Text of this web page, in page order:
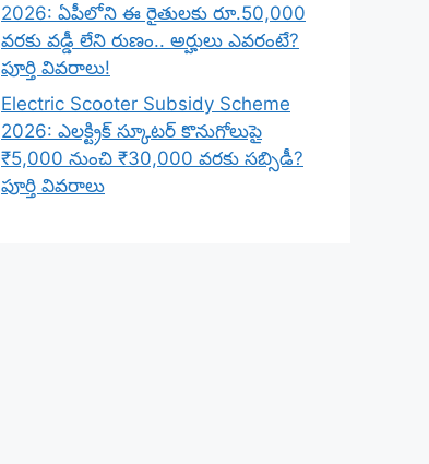
2026: ఏపీలోని ఈ రైతులకు రూ.50,000
వరకు వడ్డీ లేని రుణం.. అర్హులు ఎవరంటే?
పూర్తి వివరాలు!
Electric Scooter Subsidy Scheme
2026: ఎలక్ట్రిక్ స్కూటర్ కొనుగోలుపై
₹5,000 నుంచి ₹30,000 వరకు సబ్సిడీ?
పూర్తి వివరాలు